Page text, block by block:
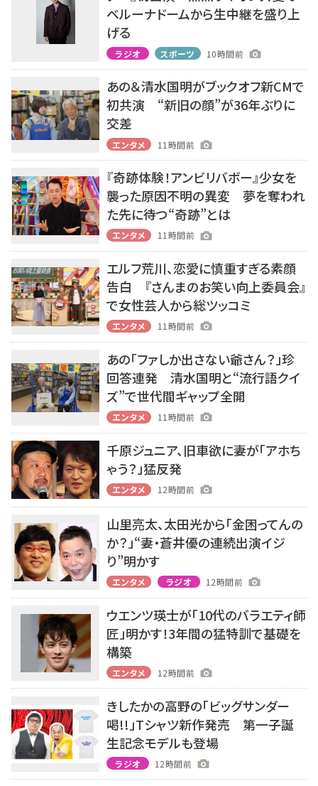
ベルーナドームから生中継を盛り上
げる
ラジオ スポーツ 10時間前
あの＆清水国明がブックオフ新CMで
初共演 “新旧の顔”が36年ぶりに
交差
エンタメ 11時間前
『奇跡体験！アンビリバボー』少女を
襲った原因不明の異変 夢を奪われ
た先に待つ“奇跡”とは
エンタメ 11時間前
エルフ荒川、恋愛に慎重すぎる素顔
告白 『さんまのお笑い向上委員会』
で女性芸人から総ツッコミ
エンタメ 11時間前
あの「ファしか出さない爺さん？」珍
回答連発 清水国明と“流行語クイ
ズ”で世代間ギャップ全開
エンタメ 11時間前
千原ジュニア、旧車欲に妻が「アホち
ゃう？」猛反発
エンタメ 12時間前
山里亮太、太田光から「金困ってんの
か？」“妻・蒼井優の連続出演イジ
り”明かす
エンタメ ラジオ 12時間前
ウエンツ瑛士が「10代のバラエティ師
匠」明かす！3年間の猛特訓で基礎を
構築
エンタメ 12時間前
きしたかの高野の「ビッグサンダー
喝!!」Tシャツ新作発売 第一子誕
生記念モデルも登場
ラジオ 12時間前